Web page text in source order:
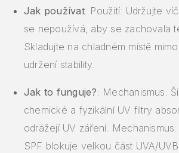
Jak používat: Použití: Udržujte
se nepoužívá, aby se zachovala
Skladujte na chladném místě
udržení stability.
Jak to funguje?: Mechanismus:
chemické a fyzikální UV filtry
odrážejí UV záření.
SPF blokuje velkou část UVA/